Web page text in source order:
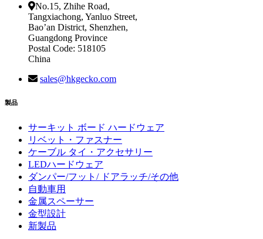
No.15, Zhihe Road,
Tangxiachong, Yanluo Street,
Bao’an District, Shenzhen,
Guangdong Province
Postal Code: 518105
China
sales@hkgecko.com
製品
サーキット ボード ハードウェア
リベット・ファスナー
ケーブル タイ・アクセサリー
LEDハードウェア
ダンパー/フット/ ドアラッチ/その他
自動車用
金属スペーサー
金型設計
新製品